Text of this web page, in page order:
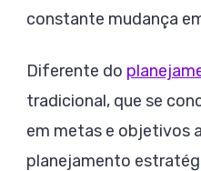
constante mudança
Diferente do
tradicional, que se
em metas e objetivos
planejamento